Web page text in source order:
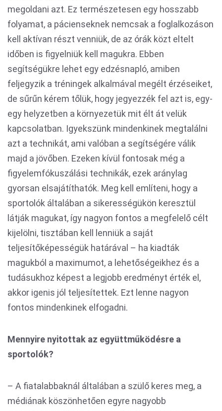
megoldani azt. Ez természetesen egy hosszabb
folyamat, a pácienseknek nemcsak a foglalkozáson
kell aktívan részt venniük, de az órák közt eltelt
időben is figyelniük kell magukra. Ebben
segítségükre lehet egy edzésnapló, amiben
feljegyzik a tréningek alkalmával megélt érzéseiket,
de sűrűn kérem tőlük, hogy jegyezzék fel azt is, egy-
egy helyzetben a környezetük mit élt át velük
kapcsolatban. Igyekszünk mindenkinek megtalálni
azt a technikát, ami valóban a segítségére válik
majd a jövőben. Ezeken kívül fontosak még a
figyelemfókuszálási technikák, ezek aránylag
gyorsan elsajátíthatók. Meg kell említeni, hogy a
sportolók általában a sikerességükön keresztül
látják magukat, így nagyon fontos a megfelelő célt
kijelölni, tisztában kell lenniük a saját
teljesítőképességük határával – ha kiadták
magukból a maximumot, a lehetőségeikhez és a
tudásukhoz képest a legjobb eredményt érték el,
akkor igenis jól teljesítettek. Ezt lenne nagyon
fontos mindenkinek elfogadni.
Mennyire nyitottak az együttműködésre a
sportolók?
– A fiatalabbaknál általában a szülő keres meg, a
médiának köszönhetően egyre nagyobb